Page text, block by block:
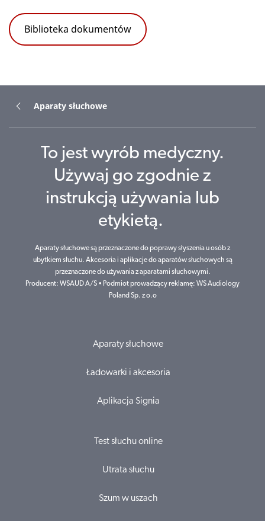
Biblioteka dokumentów
Aparaty słuchowe
To jest wyrób medyczny.
Używaj go zgodnie z
instrukcją używania lub
etykietą.
Aparaty słuchowe są przeznaczone do poprawy słyszenia u osób z
ubytkiem słuchu. Akcesoria i aplikacje do aparatów słuchowych są
przeznaczone do używania z aparatami słuchowymi.
Producent: WSAUD A/S • Podmiot prowadzący reklamę: WS Audiology
Poland Sp. z o.o
Aparaty słuchowe
Ładowarki i akcesoria
Aplikacja Signia
Test słuchu online
Utrata słuchu
Szum w uszach